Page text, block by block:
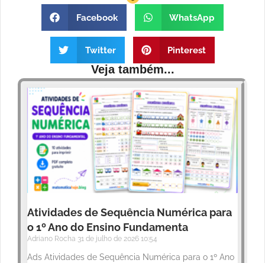
Facebook WhatsApp
Twitter Pinterest
Veja também...
Atividades de Sequência Numérica para
o 1º Ano do Ensino Fundamenta
Adriano Rocha 31 de julho de 2026 10:54
Ads Atividades de Sequência Numérica para o 1º Ano